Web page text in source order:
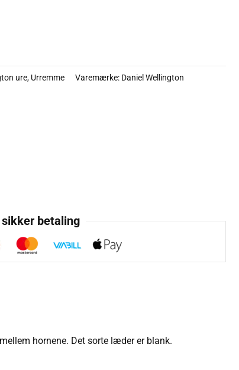
ure, Urremme Varemærke: Daniel Wellington
betaling
hornene. Det sorte læder er blank.